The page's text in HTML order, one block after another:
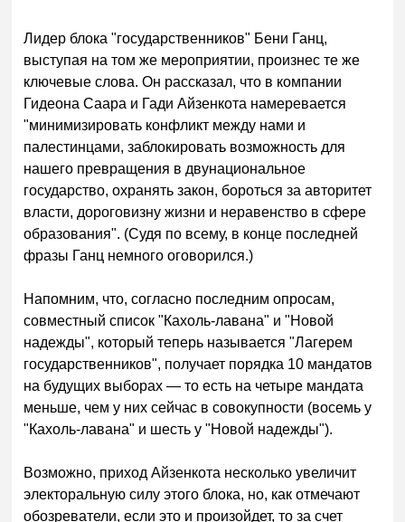
Лидер блока "государственников" Бени Ганц,
выступая на том же мероприятии, произнес те же
ключевые слова. Он рассказал, что в компании
Гидеона Саара и Гади Айзенкота намеревается
"минимизировать конфликт между нами и
палестинцами, заблокировать возможность для
нашего превращения в двунациональное
государство, охранять закон, бороться за авторитет
власти, дороговизну жизни и неравенство в сфере
образования". (Судя по всему, в конце последней
фразы Ганц немного оговорился.)
Напомним, что, согласно последним опросам,
совместный список "Кахоль-лавана" и "Новой
надежды", который теперь называется "Лагерем
государственников", получает порядка 10 мандатов
на будущих выборах — то есть на четыре мандата
меньше, чем у них сейчас в совокупности (восемь у
"Кахоль-лавана" и шесть у "Новой надежды").
Возможно, приход Айзенкота несколько увеличит
электоральную силу этого блока, но, как отмечают
обозреватели, если это и произойдет, то за счет